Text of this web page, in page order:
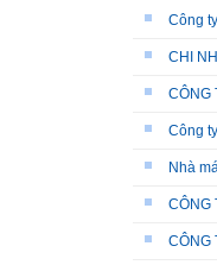
Công
CHI
CÔNG
Công
Nhà
CÔNG
CÔNG